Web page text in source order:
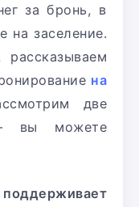
за бронь, в
на заселение.
на
две
– вы можете